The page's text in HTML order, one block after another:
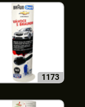
1173